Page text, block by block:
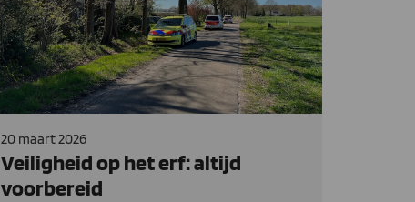
20 maart 2026
Veiligheid op het erf: altijd
voorbereid